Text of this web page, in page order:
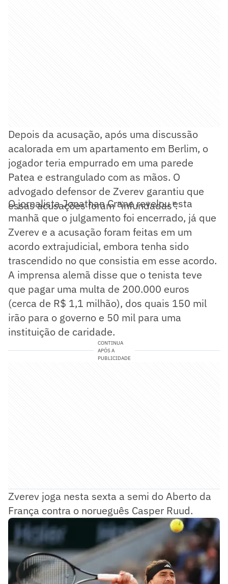
Depois da acusação, após uma discussão
acalorada em um apartamento em Berlim, o
jogador teria empurrado em uma parede
Patea e estrangulado com as mãos. O
advogado defensor de Zverev garantiu que
essas acusações foram "infundadas".
O jornalista Jonathan Crane revelou esta
manhã que o julgamento foi encerrado, já que
Zverev e a acusação foram feitas em um
acordo extrajudicial, embora tenha sido
trascendido no que consistia em esse acordo.
A imprensa alemã disse que o tenista teve
que pagar uma multa de 200.000 euros
(cerca de R$ 1,1 milhão), dos quais 150 mil
irão para o governo e 50 mil para uma
instituição de caridade.
CONTINUA
APÓS A
PUBLICIDADE
Zverev joga nesta sexta a semi do Aberto da
França contra o norueguês Casper Ruud.